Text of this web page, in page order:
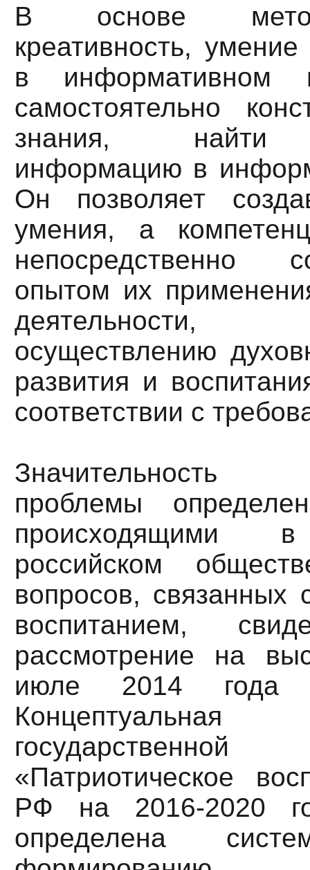
В основе
креативность, умение
в информативном
самостоятельно
знания, найти
информацию в
Он позволяет
умения, а
непосредственно
опытом их
деятельности,
осуществлению
развития и
соответствии с
Значительность
проблемы
происходящими
российском
вопросов, связанных
воспитанием,
рассмотрение на
июле 2014 года
«Патриотическое
РФ на 2016-2020
определена